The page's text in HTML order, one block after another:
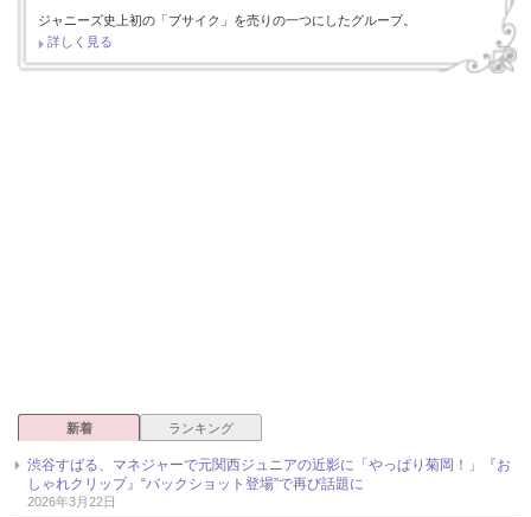
ジャニーズ史上初の「ブサイク」を売りの一つにしたグループ。
詳しく見る
新着 ランキング
渋谷すばる、マネジャーで元関西ジュニアの近影に「やっぱり菊岡！」『お
しゃれクリップ』“バックショット登場”で再び話題に
2026年3月22日